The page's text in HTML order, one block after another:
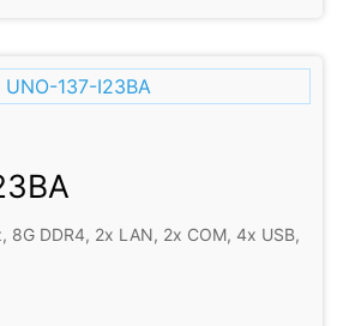
8G DDR4, 2x LAN, 2x COM, 4x USB,